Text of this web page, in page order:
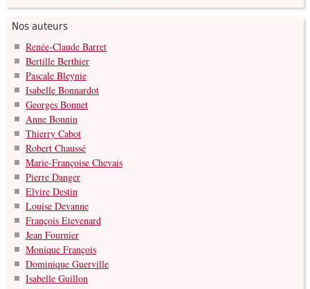
Nos auteurs
Renée-Claude Barret
Bertille Berthier
Pascale Bleynie
Isabelle Bonnardot
Georges Bonnet
Anne Bonnin
Thierry Cabot
Robert Chaussé
Marie-Françoise Chevais
Pierre Danger
Elvire Destin
Louise Devanne
François Etevenard
Jean Fournier
Monique François
Dominique Guerville
Isabelle Guillon